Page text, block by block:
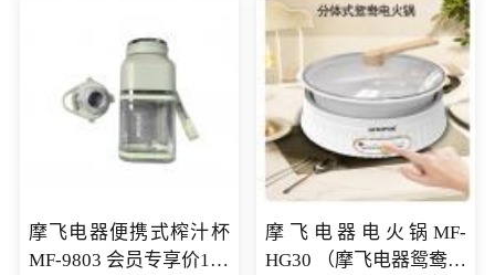
摩飞电器便携式榨汁杯
MF-9803 会员专享价138
摩飞电器电火锅MF-
HG30 （摩飞电器鸳鸯锅